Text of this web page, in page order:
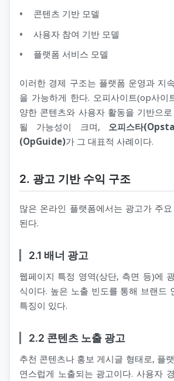
콘텐츠 기반 모델
사용자 참여 기반 모델
플랫폼 서비스 모델
이러한 경제 구조는 플랫폼 운영과 지
을 가능하게 한다. 오피사이트(op사이
양한 콘텐츠와 사용자 활동을 기반으
될 가능성이 크며, 오피스타
(OpGuide)가 그 대표적 사례이다.
2. 광고 기반 수익 구조
많은 온라인 플랫폼에서는 광고가 주
된다.
2.1 배너 광고
웹페이지 특정 영역(상단, 측면 등)에
식이다. 높은 노출 빈도를 통해 브랜드
특징이 있다.
2.2 콘텐츠 노출 광고
추천 콘텐츠나 홍보 게시글 형태로, 플
연스럽게 노출되는 광고이다. 사용자